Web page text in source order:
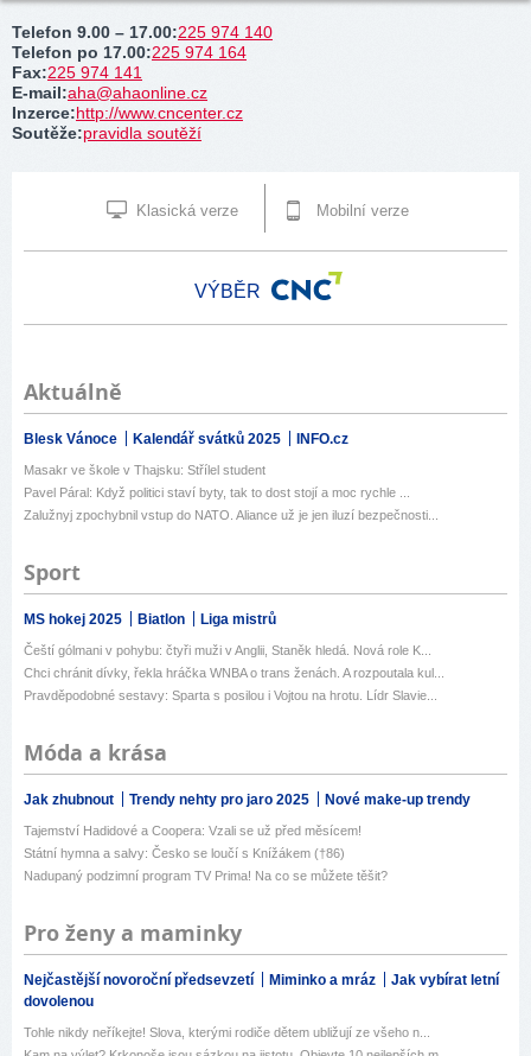
Telefon 9.00 – 17.00:225 974 140
Telefon po 17.00:225 974 164
Fax:225 974 141
E-mail:aha@ahaonline.cz
Inzerce:http://www.cncenter.cz
Soutěže:pravidla soutěží
Klasická verze Mobilní verze
VÝBĚR
Aktuálně
Blesk Vánoce Kalendář svátků 2025 INFO.cz
Masakr ve škole v Thajsku: Střílel student
Pavel Páral: Když politici staví byty, tak to dost stojí a moc rychle ...
Zalužnyj zpochybnil vstup do NATO. Aliance už je jen iluzí bezpečnosti...
Sport
MS hokej 2025 Biatlon Liga mistrů
Čeští gólmani v pohybu: čtyři muži v Anglii, Staněk hledá. Nová role K...
Chci chránit dívky, řekla hráčka WNBA o trans ženách. A rozpoutala kul...
Pravděpodobné sestavy: Sparta s posilou i Vojtou na hrotu. Lídr Slavie...
Móda a krása
Jak zhubnout Trendy nehty pro jaro 2025 Nové make-up trendy
Tajemství Hadidové a Coopera: Vzali se už před měsícem!
Státní hymna a salvy: Česko se loučí s Knížákem (†86)
Nadupaný podzimní program TV Prima! Na co se můžete těšit?
Pro ženy a maminky
Nejčastější novoroční předsevzetí Miminko a mráz
Jak vybírat letní
dovolenou
Tohle nikdy neříkejte! Slova, kterými rodiče dětem ubližují ze všeho n...